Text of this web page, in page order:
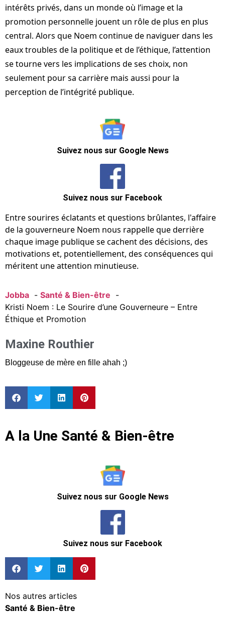
intérêts privés, dans un monde où l’image et la
promotion personnelle jouent un rôle de plus en plus
central. Alors que Noem continue de naviguer dans les
eaux troubles de la politique et de l’éthique, l’attention
se tourne vers les implications de ses choix, non
seulement pour sa carrière mais aussi pour la
perception de l’intégrité publique.
Suivez nous sur Google News
Suivez nous sur Facebook
Entre sourires éclatants et questions brûlantes, l'affaire
de la gouverneure Noem nous rappelle que derrière
chaque image publique se cachent des décisions, des
motivations et, potentiellement, des conséquences qui
méritent une attention minutieuse.
Jobba
Santé & Bien-être
Kristi Noem : Le Sourire d’une Gouverneure – Entre
Éthique et Promotion
Maxine Routhier
Bloggeuse de mère en fille ahah ;)
A la Une Santé & Bien-être
Suivez nous sur Google News
Suivez nous sur Facebook
Nos autres articles
Santé & Bien-être